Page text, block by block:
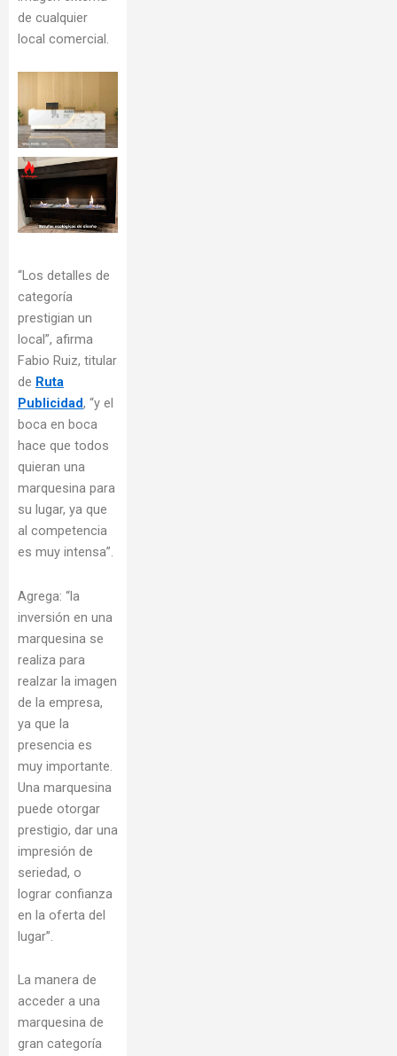
de cualquier
local comercial.
“Los detalles de
categoría
prestigian un
local”, afirma
Fabio Ruiz, titular
de Ruta
Publicidad, “y el
boca en boca
hace que todos
quieran una
marquesina para
su lugar, ya que
al competencia
es muy intensa”.
Agrega: “la
inversión en una
marquesina se
realiza para
realzar la imagen
de la empresa,
ya que la
presencia es
muy importante.
Una marquesina
puede otorgar
prestigio, dar una
impresión de
seriedad, o
lograr confianza
en la oferta del
lugar”.
La manera de
acceder a una
marquesina de
gran categoría